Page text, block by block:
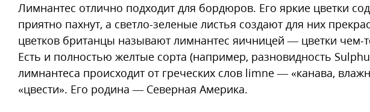
Лимнантес отлично подходит для бордюров. Его яркие цветки
приятно пахнут, а светло-зеленые листья создают для них
цветков британцы называют лимнантес яичницей — цветки
Есть и полностью желтые сорта (например, разновидность
лимнантеса происходит от греческих слов limne — «канава,
«цвести». Его родина — Северная Америка.